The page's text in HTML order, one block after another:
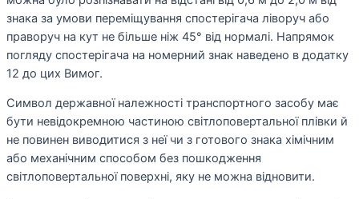
знака за умови переміщування спостерігача ліворуч або
праворуч на кут не більше ніж 45° від нормалі. Напрямок
погляду спостерігача на номерний знак наведено в додатку
12 до цих Вимог.
Символ державної належності транспортного засобу має
бути невідокремною частиною світлоповертальної плівки й
не повинен виводитися з неї чи з готового знака хімічним
або механічним способом без пошкодження
світлоповертальної поверхні, яку не можна відновити.